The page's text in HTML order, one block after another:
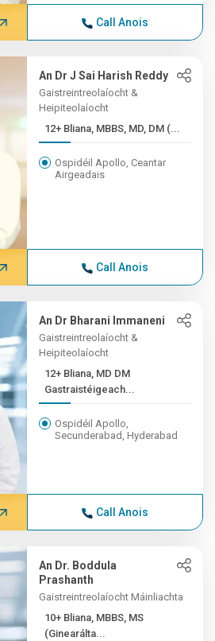
Call Anois
An Dr J Sai Harish Reddy
Gaistreintreolaíocht &
Heipiteolaíocht
12+ Bliana, MBBS, MD, DM (...
Ospidéil Apollo, Ceantar
Airgeadais
Call Anois
An Dr Bharani Immaneni
Gaistreintreolaíocht &
Heipiteolaíocht
12+ Bliana, MD DM
Gastraistéigeach...
Ospidéil Apollo,
Secunderabad, Hyderabad
Call Anois
An Dr. Boddula
Prashanth
Gaistreintreolaíocht Máinliachta
10+ Bliana, MBBS, MS
(Ginearálta...